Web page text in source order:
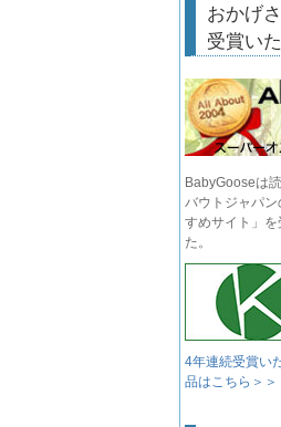
おかげ
受賞い
BabyGooseは
バウトジャパ
すめサイト」を
た。
4年連続受賞い
品はこちら＞＞